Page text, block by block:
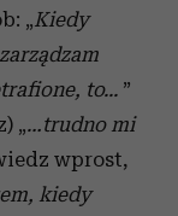
„Kiedy
to... ”
„…trudno mi
wprost,
kiedy